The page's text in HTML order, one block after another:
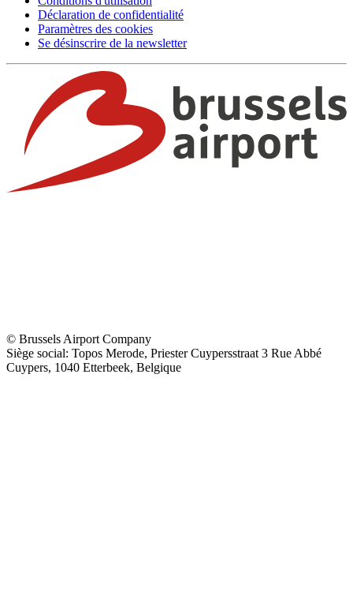
Déclaration de confidentialité
Paramètres des cookies
Se désinscrire de la newsletter
© Brussels Airport Company
Siège social: Topos Merode, Priester Cuypersstraat 3 Rue Abbé
Cuypers, 1040 Etterbeek, Belgique